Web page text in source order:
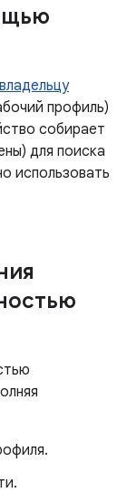
владельцу
профиль)
собирает
для поиска
использовать